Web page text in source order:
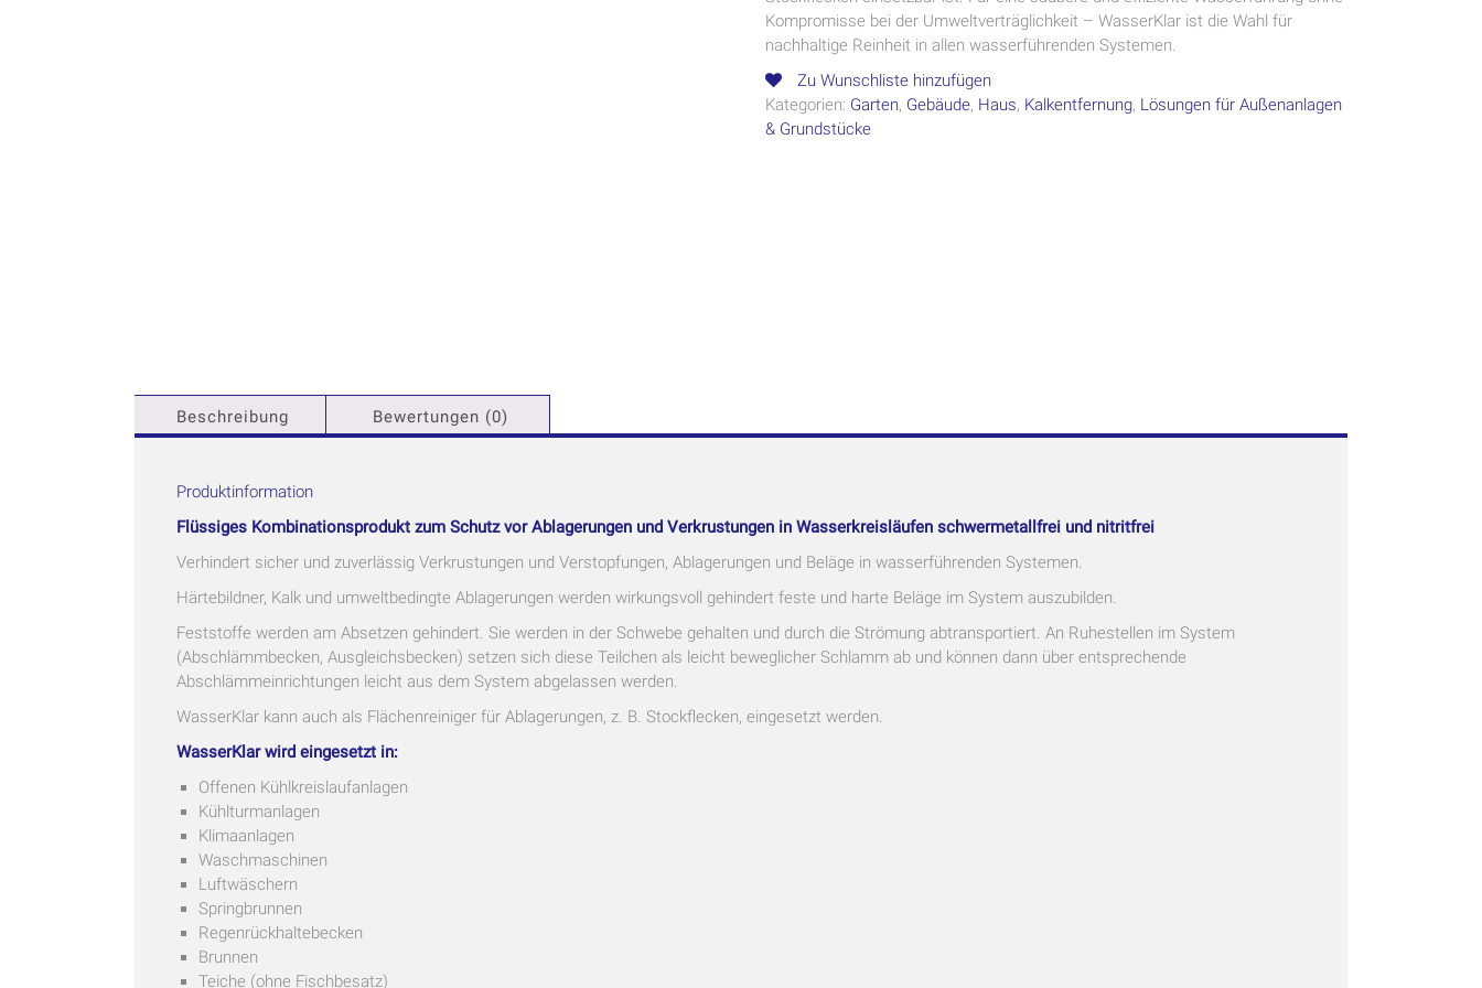
Kompromisse bei der Umweltverträglichkeit – WasserKlar ist die Wahl für
nachhaltige Reinheit in allen wasserführenden Systemen.
Zu Wunschliste hinzufügen
Kategorien: Garten, Gebäude, Haus, Kalkentfernung, Lösungen für Außenanlagen
& Grundstücke
Beschreibung Bewertungen (0)
Produktinformation
Flüssiges Kombinationsprodukt zum Schutz vor Ablagerungen und Verkrustungen in Wasserkreisläufen schwermetallfrei und nitritfrei
Verhindert sicher und zuverlässig Verkrustungen und Verstopfungen, Ablagerungen und Beläge in wasserführenden Systemen.
Härtebildner, Kalk und umweltbedingte Ablagerungen werden wirkungsvoll gehindert feste und harte Beläge im System auszubilden.
Feststoffe werden am Absetzen gehindert. Sie werden in der Schwebe gehalten und durch die Strömung abtransportiert. An Ruhestellen im System
(Abschlämmbecken, Ausgleichsbecken) setzen sich diese Teilchen als leicht beweglicher Schlamm ab und können dann über entsprechende
Abschlämmeinrichtungen leicht aus dem System abgelassen werden.
WasserKlar kann auch als Flächenreiniger für Ablagerungen, z. B. Stockflecken, eingesetzt werden.
WasserKlar wird eingesetzt in:
Offenen Kühlkreislaufanlagen
Kühlturmanlagen
Klimaanlagen
Waschmaschinen
Luftwäschern
Springbrunnen
Regenrückhaltebecken
Brunnen
Teiche (ohne Fischbesatz)